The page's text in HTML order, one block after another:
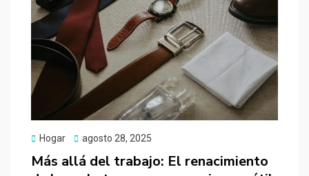
Hogar
Publicado
agosto 28, 2025
Más allá del trabajo: El renacimiento